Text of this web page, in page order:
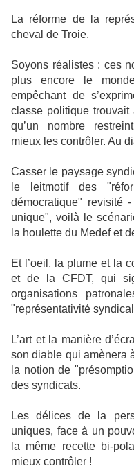
La réforme de la
cheval de Troie.
Soyons réalistes : ces
plus encore le
empêchant de
classe politique trouvait
qu’un nombre
mieux les contrôler. Au
Casser le paysage
le leitmotif des
démocratique" revisité
unique", voilà le
la houlette du Medef et
Et l’oeil, la plume et la
et de la CFDT, qui
organisations
"représentativité
L’art et la manière
son diable qui amènera
la notion de
des syndicats.
Les délices de la
uniques, face à un
la même recette bi-
mieux contrôler !